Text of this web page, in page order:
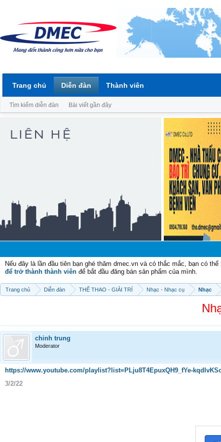
Nếu đây là lần đầu tiên bạn ghé thăm dmec.vn và có thắc mắc, bạn có
để trở thành thành viên để bắt đầu đăng bán sản phẩm của mình.
Trang chủ Diễn đàn THỂ THAO - GIẢI TRÍ Nhạc - Nhạc cụ Nhạc
chinh trung
Moderator
https://www.youtube.com/playlist?list=PLju8T4EpuxQH9_fYe-
3/2/22
Trang chủ Diễn đàn
Tìm kiếm diễn đàn Bài viết gần đây
Thành viên